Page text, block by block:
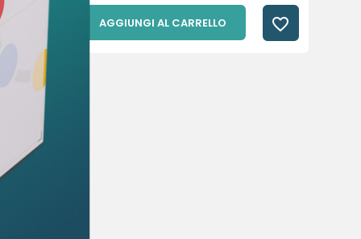
AGGIUNGI AL CARRELLO favorite_border